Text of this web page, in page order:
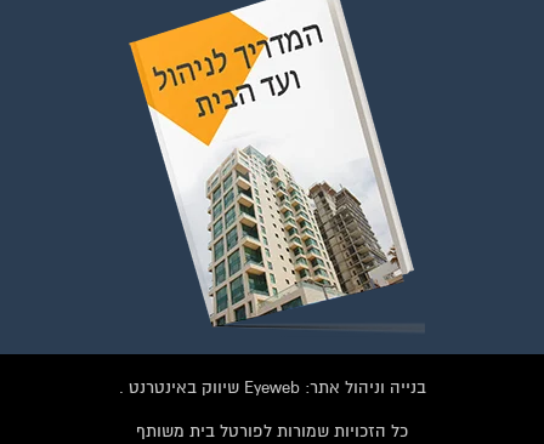
בנייה וניהול אתר: Eyeweb שיווק באינטרנט .
כל הזכויות שמורות לפורטל בית משותף
להצטרפות לחצו על התמונה או על הכפתור ושלחו בקשת הצטרפות בדף
הקבוצה
לחץ למעבר לקבוצה